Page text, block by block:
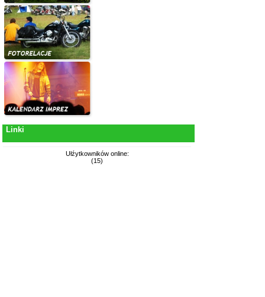
Linki
Ułźytkowników online:
(15)